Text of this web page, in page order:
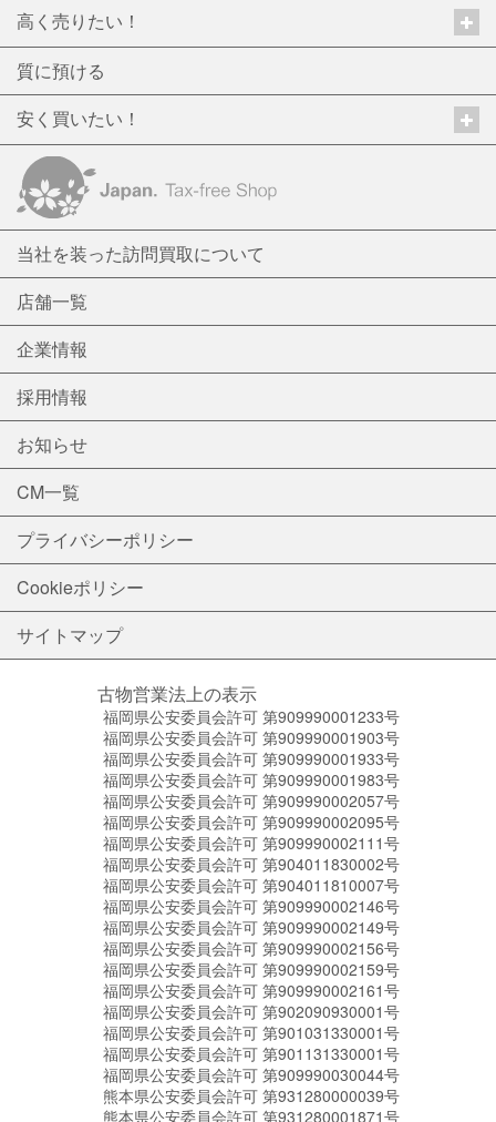
高く売りたい！
質に預ける
安く買いたい！
当社を装った訪問買取について
店舗一覧
企業情報
採用情報
お知らせ
CM一覧
プライバシーポリシー
Cookieポリシー
サイトマップ
古物営業法上の表示
福岡県公安委員会許可 第909990001233号
福岡県公安委員会許可 第909990001903号
福岡県公安委員会許可 第909990001933号
福岡県公安委員会許可 第909990001983号
福岡県公安委員会許可 第909990002057号
福岡県公安委員会許可 第909990002095号
福岡県公安委員会許可 第909990002111号
福岡県公安委員会許可 第904011830002号
福岡県公安委員会許可 第904011810007号
福岡県公安委員会許可 第909990002146号
福岡県公安委員会許可 第909990002149号
福岡県公安委員会許可 第909990002156号
福岡県公安委員会許可 第909990002159号
福岡県公安委員会許可 第909990002161号
福岡県公安委員会許可 第902090930001号
福岡県公安委員会許可 第901031330001号
福岡県公安委員会許可 第901131330001号
福岡県公安委員会許可 第909990030044号
熊本県公安委員会許可 第931280000039号
熊本県公安委員会許可 第931280001871号